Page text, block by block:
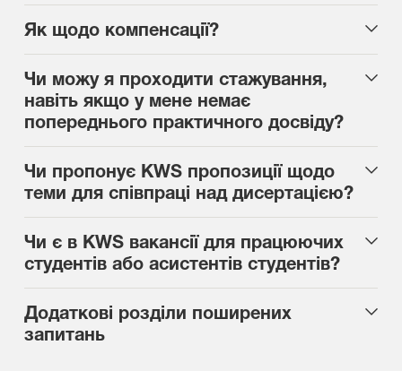
Як щодо компенсації?
Чи можу я проходити стажування,
навіть якщо у мене немає
попереднього практичного досвіду?
Чи пропонує KWS пропозиції щодо
теми для співпраці над дисертацією?
Чи є в KWS вакансії для працюючих
студентів або асистентів студентів?
Додаткові розділи поширених
запитань